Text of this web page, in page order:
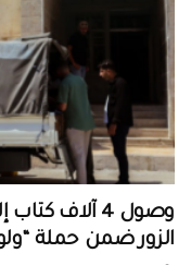
وصول 4 آلاف
الزور ضمن حملة